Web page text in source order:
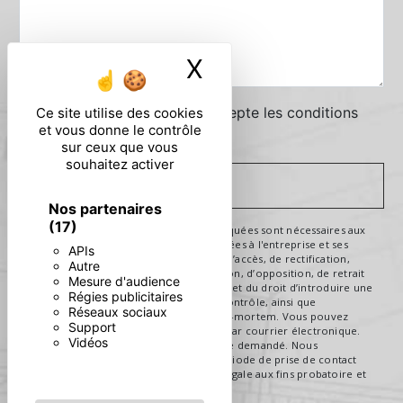
Ce site utilise des cookies
et vous donne le contrôle
sur ceux que vous
souhaitez activer
Nos partenaires
(17)
APIs
Autre
Mesure d'audience
Régies publicitaires
Réseaux sociaux
Support
Vidéos
X
En cochant cette case, j'accepte les conditions
particulières ci-dessous **
** Les données personnelles communiquées sont nécessaires aux
fins de vous contacter. Elles sont destinées à l'entreprise et ses
sous-traitants. Vous disposez de droits d’accès, de rectification,
d’effacement, de portabilité, de limitation, d’opposition, de retrait
de votre consentement à tout moment et du droit d’introduire une
réclamation auprès d’une autorité de contrôle, ainsi que
d’organiser le sort de vos données post-mortem. Vous pouvez
exercer ces droits par voie postale ou par courrier électronique.
Un justificatif d'identité pourra vous être demandé. Nous
conservons vos données pendant la période de prise de contact
puis pendant la durée de prescription légale aux fins probatoire et